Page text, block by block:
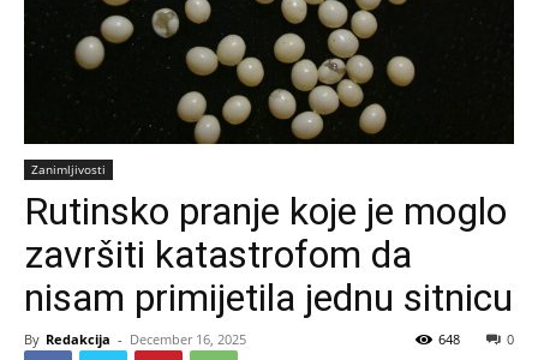
Zanimljivosti
Rutinsko pranje koje je moglo
završiti katastrofom da
nisam primijetila jednu sitnicu
By Redakcija - December 16, 2025 0
648